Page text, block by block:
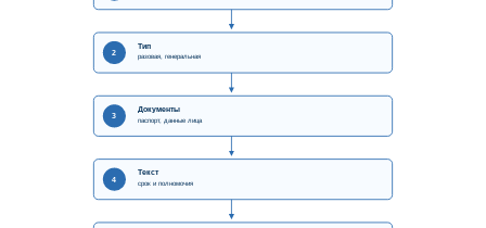
2
Тип
разовая, генеральная
3
Документы
паспорт, данные лица
4
Текст
срок и полномочия